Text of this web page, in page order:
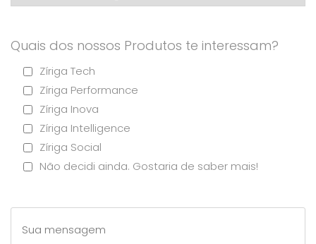
Quais dos nossos Produtos te interessam?
Zíriga Tech
Zíriga Performance
Zíriga Inova
Zíriga Intelligence
Zíriga Social
Não decidi ainda. Gostaria de saber mais!